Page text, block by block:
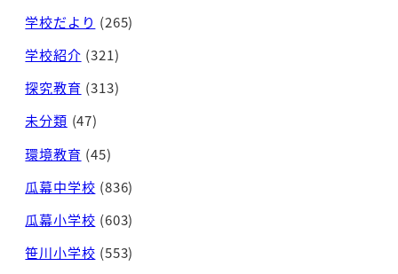
学校だより (265)
学校紹介 (321)
探究教育 (313)
未分類 (47)
環境教育 (45)
瓜幕中学校 (836)
瓜幕小学校 (603)
笹川小学校 (553)